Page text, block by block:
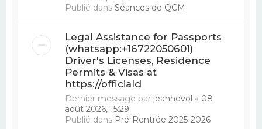
Publié dansSéances de QCM
Legal Assistance for Passports
(whatsapp:+16722050601)
Driver's Licenses, Residence
Permits & Visas at
https://officiald
Dernier message par jeannevol « 08
août 2026, 15:29
Publié dans Pré-Rentrée 2025-2026